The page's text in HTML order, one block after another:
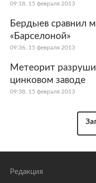
09:18, 15 февраля 2013
Бердыев сравнил
«Барселоной»
09:36, 15 февраля 2013
Метеорит
цинковом заводе
09:38, 15 февраля 2013
Редакция